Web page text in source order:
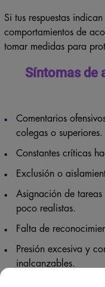
Si tus respuestas
comportamientos de
tomar medidas para
Síntomas de
Comentarios
colegas o superiores.
Constantes críticas
Exclusión o
Asignación de
poco realistas.
Falta de
Presión excesiva y
inalcanzables.